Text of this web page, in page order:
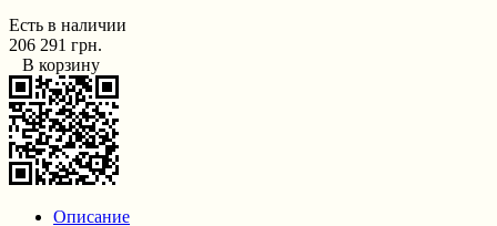
Есть в наличии
206 291 грн.
В корзину
Описание